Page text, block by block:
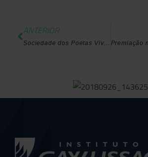
ANTERIOR
Sociedade dos Poetas Vivos